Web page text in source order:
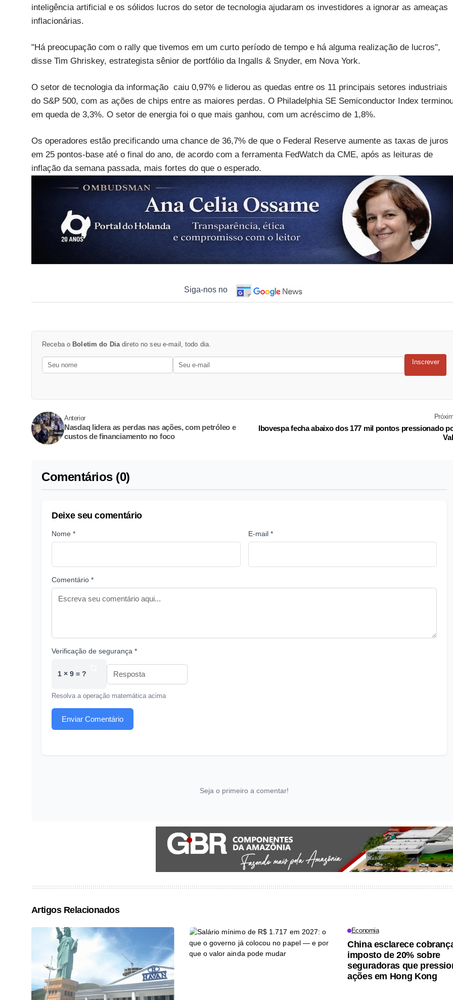
inteligência artificial e os sólidos lucros do setor de tecnologia ajudaram os investidores a ignorar as ameaças
inflacionárias.
"Há preocupação com o rally que tivemos em um curto período de tempo e há alguma realização de lucros",
disse Tim Ghriskey, estrategista sênior de portfólio da Ingalls & Snyder, em Nova York.
O setor de tecnologia da informação caiu 0,97% e liderou as quedas entre os 11 principais setores industriais
do S&P 500, com as ações de chips entre as maiores perdas. O Philadelphia SE Semiconductor Index
em queda de 3,3%. O setor de energia foi o que mais ganhou, com um acréscimo de 1,8%.
Os operadores estão precificando uma chance de 36,7% de que o Federal Reserve aumente as taxas de juros
em 25 pontos-base até o final do ano, de acordo com a ferramenta FedWatch da CME, após as leituras de
inflação da semana passada, mais fortes do que o esperado.
Siga-nos no
Receba o Boletim do Diadireto no seu e-mail, todo dia.
Inscrever
Anterior
Nasdaq lidera as perdas nas ações, com petróleo e
custos de financiamento no foco
Ibovespa fecha abaixo dos 177 mil pontos pressionado
Comentários (0)
Deixe seu comentário
Nome * E-mail *
Comentário *
Verificação de segurança *
1 × 9 = ?
Resolva a operação matemática acima
Enviar Comentário
Seja o primeiro a comentar!
Artigos Relacionados
Economia
China esclarece
imposto de 20% sobre
seguradoras que
ações em Hong Kong